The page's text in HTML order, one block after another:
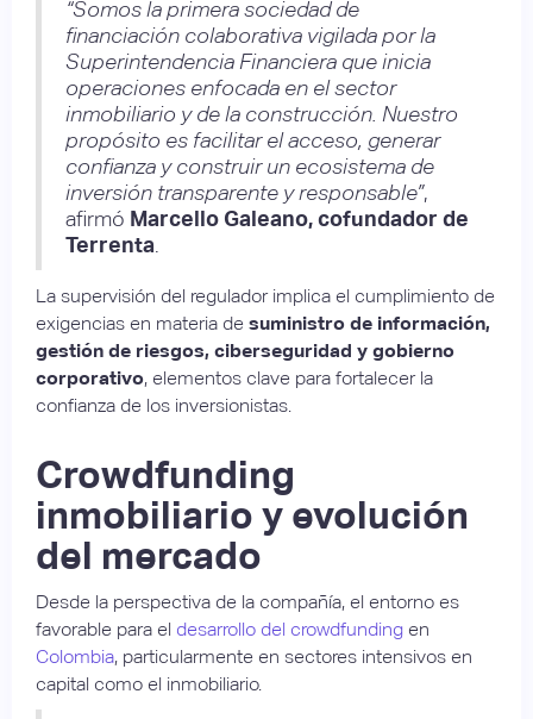
“Somos la primera sociedad de
financiación colaborativa vigilada por la
Superintendencia Financiera que inicia
operaciones enfocada en el sector
inmobiliario y de la construcción. Nuestro
propósito es facilitar el acceso, generar
confianza y construir un ecosistema de
inversión transparente y responsable”,
afirmó Marcello Galeano, cofundador de
Terrenta
La supervisión del regulador implica el cumplimiento de
exigencias en materia de suministro de información,
gestión de riesgos, ciberseguridad y gobierno
corporativo, elementos clave para fortalecer la
confianza de los inversionistas.
Crowdfunding
inmobiliario y evolución
del mercado
Desde la perspectiva de la compañía, el entorno es
favorable para el desarrollo del crowdfunding en
Colombia, particularmente en sectores intensivos en
capital como el inmobiliario.